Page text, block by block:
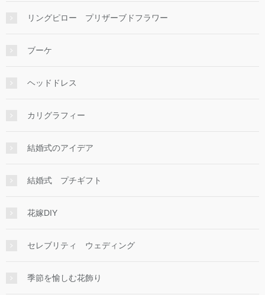
リングピロー プリザーブドフラワー
ブーケ
ヘッドドレス
カリグラフィー
結婚式のアイデア
結婚式 プチギフト
花嫁DIY
セレブリティ ウェディング
季節を愉しむ花飾り